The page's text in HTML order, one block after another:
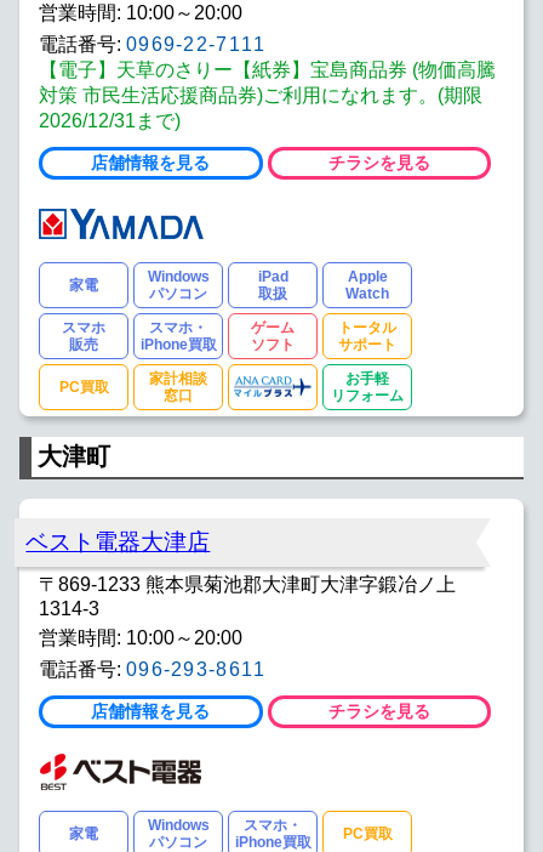
営業時間: 10:00～20:00
電話番号: 0969-22-7111
【電子】天草のさりー【紙券】宝島商品券 (物価高騰
対策 市民生活応援商品券)ご利用になれます。(期限
2026/12/31まで)
店舗情報を見る チラシを見る
家電
Windows
パソコン
iPad
取扱
Apple
Watch
スマホ
販売
スマホ・
iPhone買取
ゲーム
ソフト
トータル
サポート
PC買取
家計相談
窓口
お手軽
リフォーム
大津町
ベスト電器大津店
〒869-1233 熊本県菊池郡大津町大津字鍛冶ノ上
1314-3
営業時間: 10:00～20:00
電話番号: 096-293-8611
店舗情報を見る チラシを見る
家電
Windows
パソコン
スマホ・
iPhone買取
PC買取